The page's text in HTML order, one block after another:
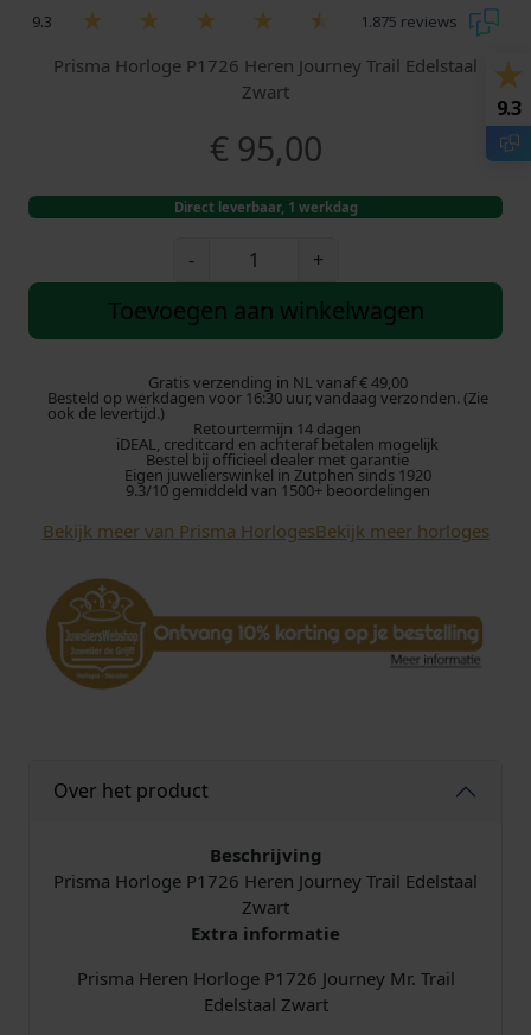
9.3 1.875 reviews
Prisma Horloge P1726 Heren Journey Trail Edelstaal
Zwart
€95,00
Direct leverbaar, 1 werkdag
-
a
H
r
l
g
1
7
e
o
e
+
Toevoegen aan winkelwagen
Gratis verzending in NL vanaf € 49,00
Besteld op werkdagen voor 16:30 uur, vandaag verzonden. (Zie
ook de levertijd.)
Retourtermijn 14 dagen
iDEAL, creditcard en achteraf betalen mogelijk
Bestel bij officieel dealer met garantie
Eigen juwelierswinkel in Zutphen sinds 1920
9.3/10 gemiddeld van 1500+ beoordelingen
Bekijk meer van Prisma HorlogesBekijk meer horloges
Over het product
Beschrijving
Prisma Horloge P1726 Heren Journey Trail Edelstaal
Zwart
Extra informatie
Prisma Heren Horloge P1726 Journey Mr. Trail
Edelstaal Zwart
9.3